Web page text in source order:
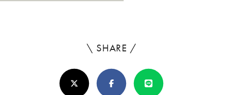
\ SHARE /
ろ
し
X(Twitter)FacebookLine